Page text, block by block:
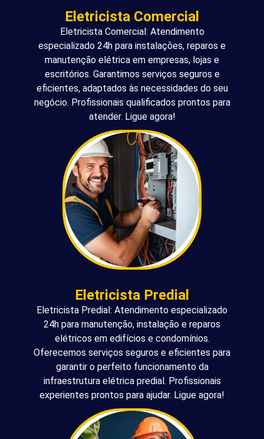
Eletricista Comercial
Eletricista Comercial: Atendimento
especializado 24h para instalações, reparos e
manutenção elétrica em empresas, lojas e
escritórios. Garantimos serviços seguros e
eficientes, adaptados às necessidades do seu
negócio. Profissionais qualificados prontos para
atender. Ligue agora!
Eletricista Predial
Eletricista Predial: Atendimento especializado
24h para manutenção, instalação e reparos
elétricos em edifícios e condomínios.
Oferecemos serviços seguros e eficientes para
garantir o perfeito funcionamento da
infraestrutura elétrica predial. Profissionais
experientes prontos para ajudar. Ligue agora!